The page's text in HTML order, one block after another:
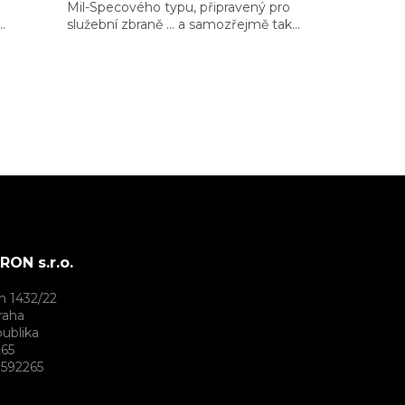
Mil-Specového typu, připravený pro
služební zbraně … a samozřejmě taky
s.r.o.
1432/22